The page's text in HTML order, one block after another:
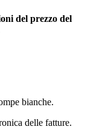
del prezzo del
bianche.
delle fatture.